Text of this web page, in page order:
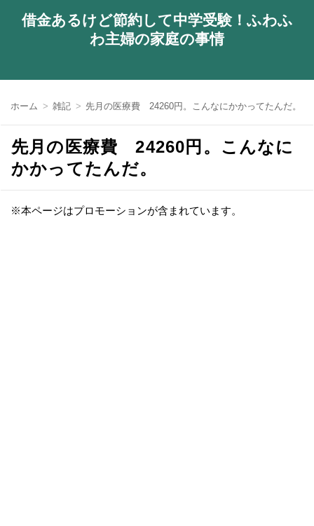
借金あるけど節約して中学受験！ふわふ
わ主婦の家庭の事情
ホーム 雑記 先月の医療費 24260円。こんなにかかってたんだ。
先月の医療費 24260円。こんなに
かかってたんだ。
※本ページはプロモーションが含まれています。